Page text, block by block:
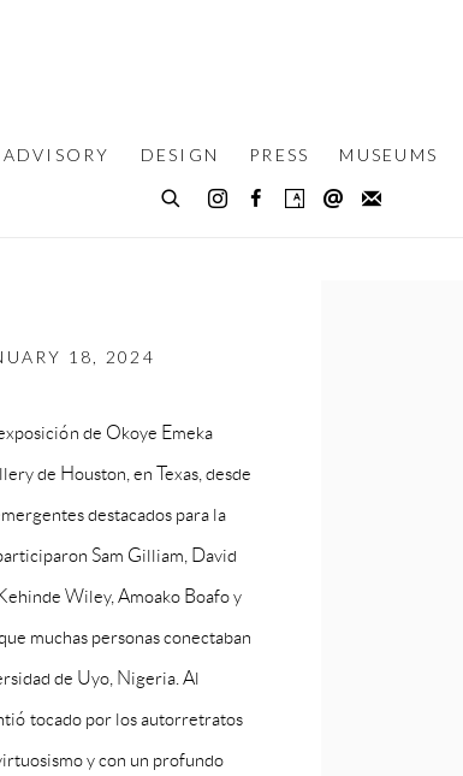
DESIGN PRESS MUSEUMS
18, 2024
de Okoye Emeka
de Houston, en Texas, desde
destacados para la
Sam Gilliam, David
Wiley, Amoako Boafo y
muchas personas conectaban
de Uyo, Nigeria. Al
tocado por los autorretratos
y con un profundo